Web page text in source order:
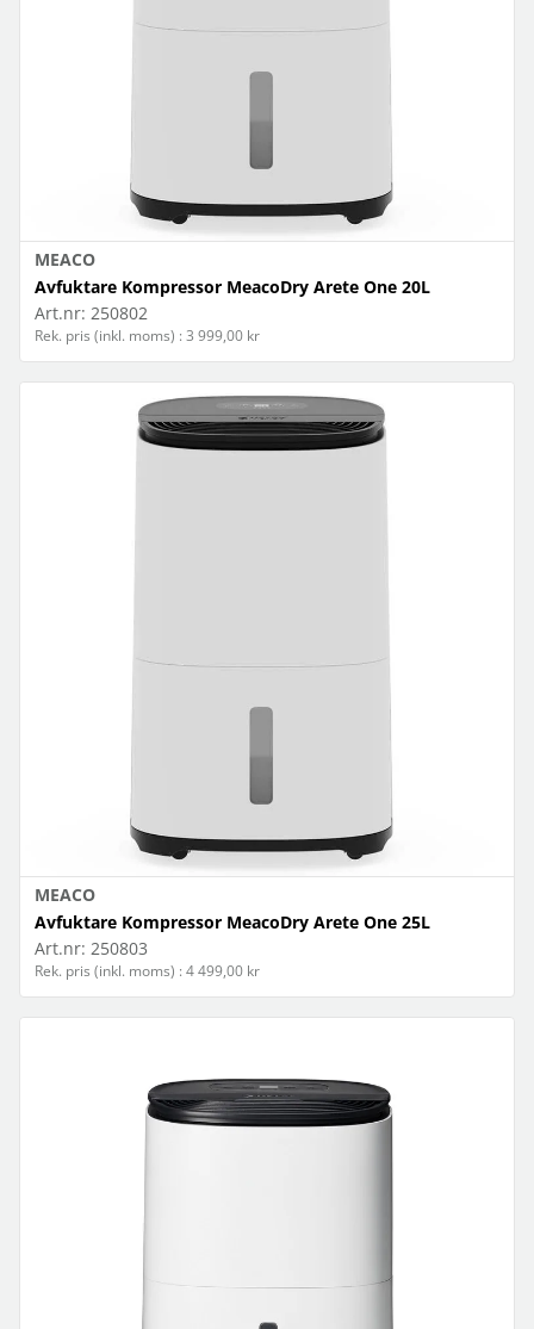
MEACO
Avfuktare Kompressor MeacoDry Arete One 20L
Art.nr: 250802
Rek. pris (inkl. moms) : 3 999,00 kr
MEACO
Avfuktare Kompressor MeacoDry Arete One 25L
Art.nr: 250803
Rek. pris (inkl. moms) : 4 499,00 kr